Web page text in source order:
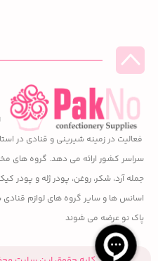
فعالیت در زمینه شیرینی و قنادی در
سراسر کشور ارائه می دهد. گروه های
جمله آرد، شکر، روغن، پودر ژله و پودر
اسانس ها و سایر گروه های لوازم قنادی
پاک نو عرضه می شوند